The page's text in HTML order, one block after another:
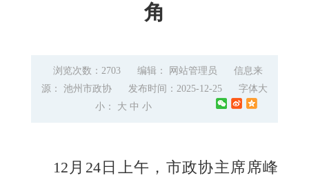
角
浏览次数：2703 编辑： 网站管理员
信息来
源： 池州市政协
发布时间：2025-12-25
字体大
小： 大 中 小
12月24日上午，市政协主席席峰